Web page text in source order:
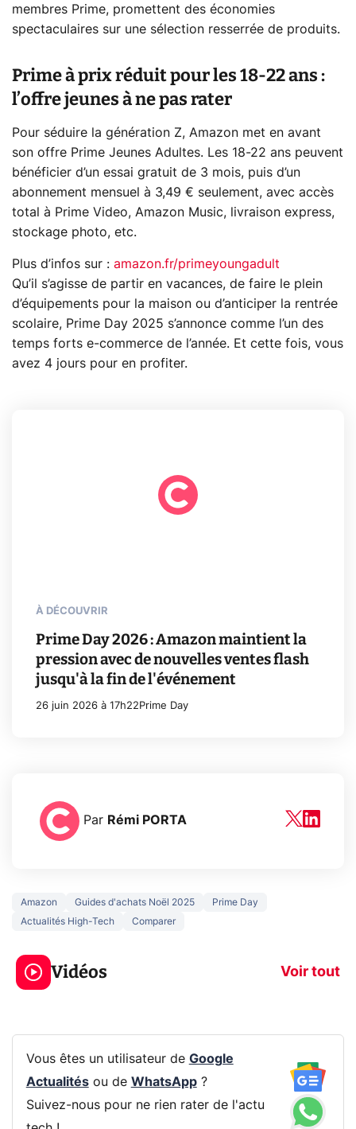
membres Prime, promettent des économies
spectaculaires sur une sélection resserrée de produits.
Prime à prix réduit pour les 18-22 ans :
l’offre jeunes à ne pas rater
Pour séduire la génération Z, Amazon met en avant
son offre Prime Jeunes Adultes. Les 18-22 ans peuvent
bénéficier d’un essai gratuit de 3 mois, puis d’un
abonnement mensuel à 3,49 € seulement, avec accès
total à Prime Video, Amazon Music, livraison express,
stockage photo, etc.
Plus d’infos sur : amazon.fr/primeyoungadult
Qu’il s’agisse de partir en vacances, de faire le plein
d’équipements pour la maison ou d’anticiper la rentrée
scolaire, Prime Day 2025 s’annonce comme l’un des
temps forts e-commerce de l’année. Et cette fois, vous
avez 4 jours pour en profiter.
À DÉCOUVRIR
Prime Day 2026 : Amazon maintient la
pression avec de nouvelles ventes flash
jusqu'à la fin de l'événement
26 juin 2026 à 17h22 Prime Day
Par Rémi PORTA
Amazon Guides d'achats Noël 2025
Prime Day
Actualités High-Tech
Comparer
Vidéos Voir tout
3 écrans en 1 pour
319€ ? Voici L'AOC
CQ32G4ZA !
prochaine
Vous êtes un utilisateur de Google
Actualitésou de WhatsApp?
Suivez-nous pour ne rien rater de l'actu